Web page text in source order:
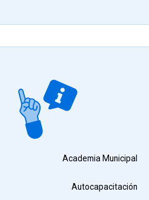
Academia Municipal
Autocapacitación